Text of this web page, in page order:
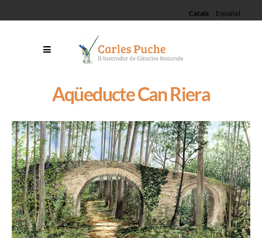
Català Español
Aqüeducte Can Riera